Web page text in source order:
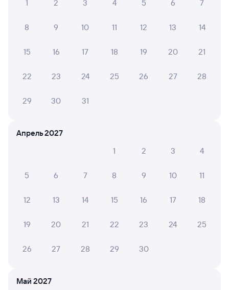
1
2 3 4 5 6 7
8 9 10 11 12 13 14
15 16 17 18 19 20 21
22 23 24 25 26 27 28
29 30 31
Апрель 2027
1
2 3 4
5 6 7 8 9 10 11
12 13 14 15 16 17 18
19 20 21 22 23 24 25
26 27 28 29 30
Май 2027